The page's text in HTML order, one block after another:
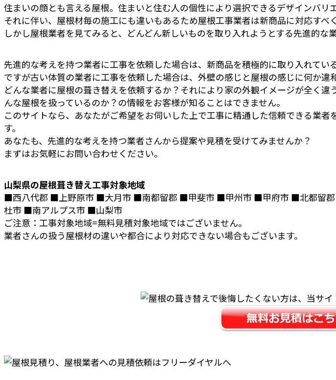
住まいの顔とも言える屋根。住まいと住む人の個性により選択できるデザインバリ
それに伴い、屋根材毎の施工にも違いもあるため屋根工事業者は新商品に対応すべ
しかし屋根業者を見てみると、どんどん新しいものを取り入れようとする先進的
先進的な考えを持つ業者に工事を依頼した場合は、新商品を積極的に取り入れてい
ですが古い体質の業者に工事を依頼した場合は、外壁の感じと屋根の感じに何か違
どんな業者に屋根の葺き替えを依頼するか？それにより家の外観イメージが全く
んな屋根を扱っているのか？の情報をお客様が知ることはできません。
このサイトなら、あなたがご希望をお伺いした上で工事に精通した信頼できる業
す。
あなたも、先進的な考えを持つ業者さんから提案や見積を受けてみませんか？
まずはお気軽にお問い合わせください。
山梨県の屋根葺き替え工事対象地域
■西八代郡 ■上野原市 ■大月市 ■南都留郡 ■甲斐市 ■甲州市 ■甲府市 ■北都
杜市 ■南アルプス市 ■山梨市
ご注意：工事対象地域=無料見積対象地域ではございません。
業者さんの扱う屋根材の違いや都合により対応できない場合もございます。